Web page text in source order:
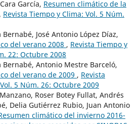
García, Resumen climático de la
, Revista Tiempo y Clima: Vol. 5 Núm.
José Antonio López Díaz,
del verano 2008 , Revista Tiempo y
22: Octubre 2008
Bernabé, Antonio Mestre Barceló,
del verano de 2009 , Revista
5 Núm. 26: Octubre 2009
Roser Botey Fullat, Andrés
Delia Gutiérrez Rubio, Juan Antonio
climático del invierno 2016-